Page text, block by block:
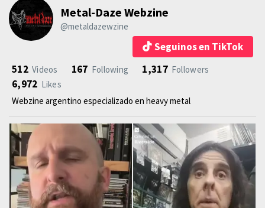
Metal-Daze Webzine
@metaldazewzine
Seguinos en TikTok
512 Videos 167 Following 1,317 Followers
6,972 Likes
Webzine argentino especializado en heavy metal